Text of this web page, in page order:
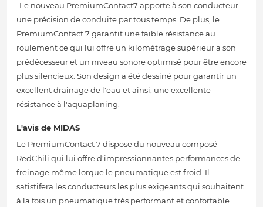
-Le nouveau PremiumContact7 apporte à son conducteur
une précision de conduite par tous temps. De plus, le
PremiumContact 7 garantit une faible résistance au
roulement ce qui lui offre un kilométrage supérieur a son
prédécesseur et un niveau sonore optimisé pour être encore
plus silencieux. Son design a été dessiné pour garantir un
excellent drainage de l'eau et ainsi, une excellente
résistance à l'aquaplaning.
L'avis de MIDAS
Le PremiumContact 7 dispose du nouveau composé
RedChili qui lui offre d'impressionnantes performances de
freinage même lorque le pneumatique est froid. Il
satistifera les conducteurs les plus exigeants qui souhaitent
à la fois un pneumatique très performant et confortable.